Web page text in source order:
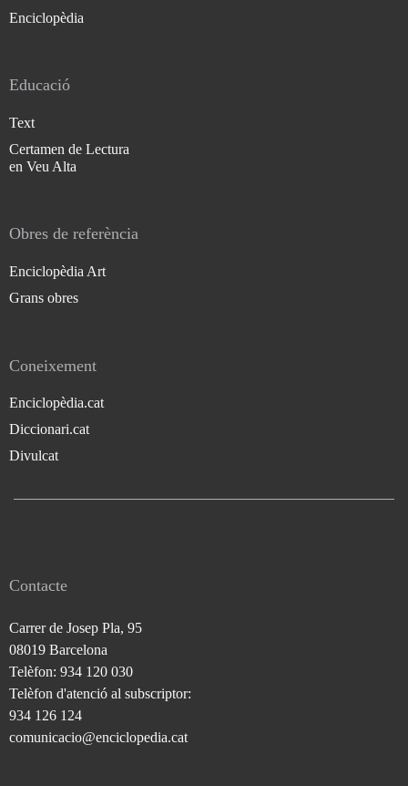
Enciclopèdia
Educació
Text
Certamen de Lectura
en Veu Alta
Obres de referència
Enciclopèdia Art
Grans obres
Coneixement
Enciclopèdia.cat
Diccionari.cat
Divulcat
Contacte
Carrer de Josep Pla, 95
08019 Barcelona
Telèfon: 934 120 030
Telèfon d'atenció al subscriptor:
934 126 124
comunicacio@enciclopedia.cat